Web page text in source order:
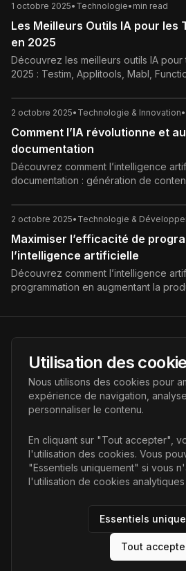
1 octobre 2025• Technologie• min read
Les Meilleurs Outils IA pour les
en 2025
Découvrez les meilleurs outils IA pour
2025 : Testim, Applitools, Mabl,
2 octobre 2025• Technologie & Innovation•
Comment l’IA révolutionne et
documentation
Découvrez comment l’intelligence
documentation : génération de
2 octobre 2025• Technologie &
Maximiser l’efficacité de
l’intelligence artificielle
Découvrez comment l’intelligence
programmation en augmentant la
AI Futur
Portail de l'avenir de l'intelligence
découvrir les dernières technologies
Liens
Accueil
Articles
AI Futur. Tous
Utilisation des
Nous utilisons des cookies pour
expérience de navigation,
personnaliser le contenu.
En cliquant sur "Tout accepter",
l'utilisation des cookies. Vous
"Essentiels uniquement" si vous
l'utilisation de cookies
Essentiels
Tout